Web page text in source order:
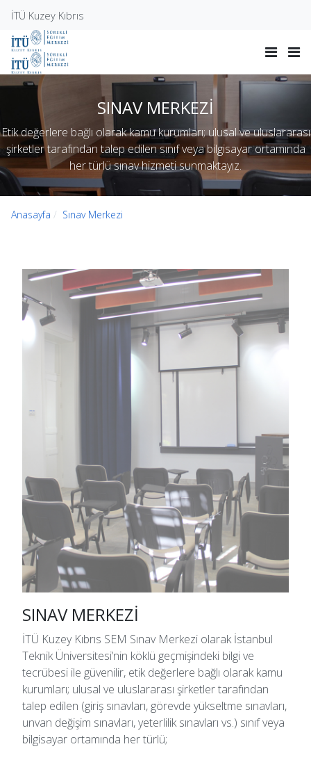
İTÜ Kuzey Kıbrıs
SINAV MERKEZİ
Etik değerlere bağlı olarak kamu kurumları; ulusal ve uluslararası
şirketler tarafından talep edilen sınıf veya bilgisayar ortamında
her türlü sınav hizmeti sunmaktayız.
Anasayfa Sınav Merkezi
SINAV MERKEZİ
İTÜ Kuzey Kıbrıs SEM Sınav Merkezi olarak İstanbul
Teknik Üniversitesi’nin köklü geçmişindeki bilgi ve
tecrübesi ile güvenilir, etik değerlere bağlı olarak kamu
kurumları; ulusal ve uluslararası şirketler tarafından
talep edilen (giriş sınavları, görevde yükseltme sınavları,
unvan değişim sınavları, yeterlilik sınavları vs.) sınıf veya
bilgisayar ortamında her türlü;